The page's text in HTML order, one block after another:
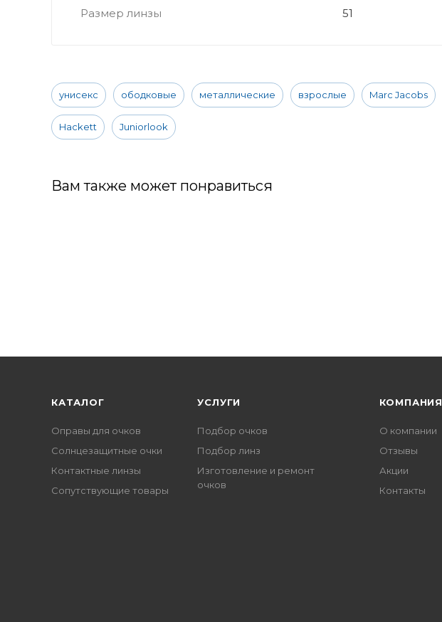
Размер линзы
51
унисекс ободковые металлические взрослые Marc Jacobs
Hackett Juniorlook
Вам также может понравиться
КАТАЛОГ
Оправы для очков
Солнцезащитные очки
Контактные линзы
Сопутствующие товары
УСЛУГИ
Подбор очков
Подбор линз
Изготовление и ремонт
очков
КОМПАНИЯ
О компании
Отзывы
Акции
Контакты